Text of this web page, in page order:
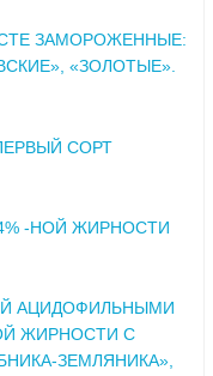
ЗАМОРОЖЕННЫЕ:
«ЗОЛОТЫЕ».
СОРТ
-НОЙ ЖИРНОСТИ
АЦИДОФИЛЬНЫМИ
ЖИРНОСТИ С
ЗЕМЛЯНИКА»,